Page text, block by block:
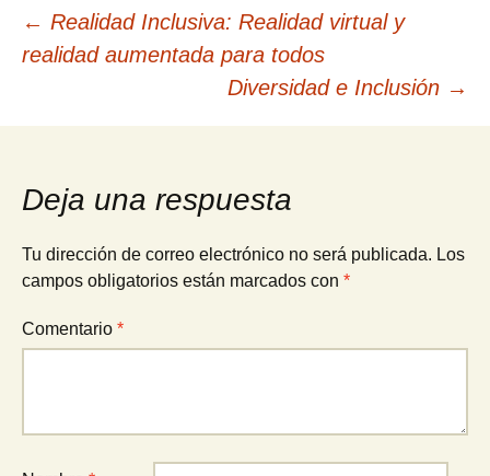
Navegación
de
entradas
← Realidad Inclusiva: Realidad virtual y
realidad aumentada para todos
Diversidad e Inclusión →
Deja una respuesta
Tu dirección de correo electrónico no será publicada. Los
campos obligatorios están marcados con *
Comentario *